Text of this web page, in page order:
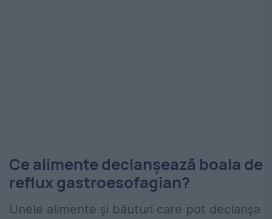
Ce alimente declanșează boala de
reflux gastroesofagian?
Unele alimente și băuturi care pot declanșa